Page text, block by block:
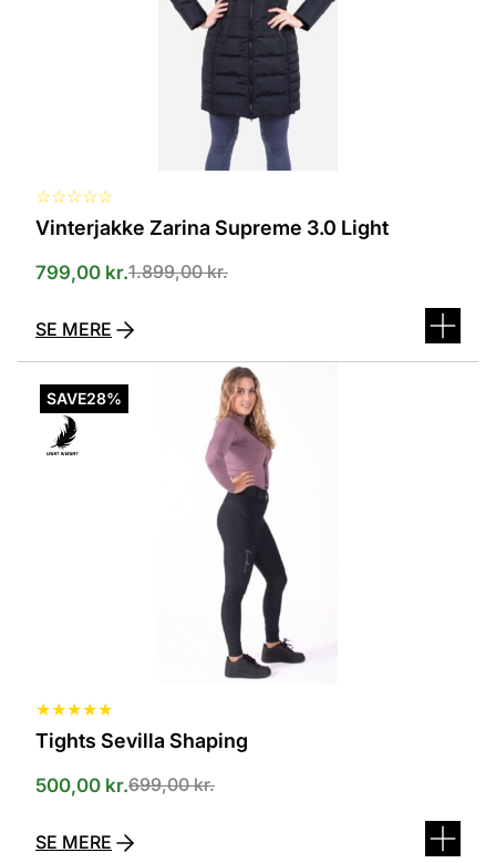
☆☆☆☆☆
Vinterjakke Zarina Supreme 3.0 Light
1.899,00kr.
799,00 kr.
SE MERE
SAVE28%
★★★★★
Tights Sevilla Shaping
699,00kr.
500,00 kr.
vare
har
flere
varianter.
SE MERE